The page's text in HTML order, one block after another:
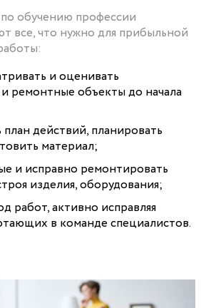
обучению профессии
все, что нужно для прибыльной
и оценивать
ремонтные объекты до начала
план действий, планировать
материал;
и исправно ремонтировать
изделия, оборудования;
работ, активно исправляя
в команде специалистов.